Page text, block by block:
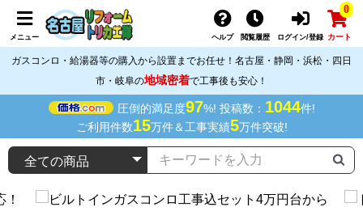
メニュー ヘルプ 閲覧履歴 ログイン/登録
0
カート
ガスコンロ・給湯器等の購入から設置までお任せ！名古屋・静岡・浜松・四日
市・岐阜の地域密着で工事後も安心！
圧倒的満足度97%! 投稿数： 1044件!
ご利用件数15万件＆工事実績5万件突破!